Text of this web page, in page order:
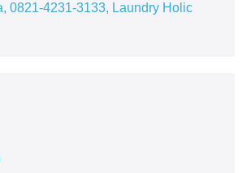
0821-4231-3133, Laundry Holic